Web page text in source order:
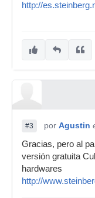
http://
#3 por Agustin
Gracias, pero al
versión gratuita
hardwares
http://